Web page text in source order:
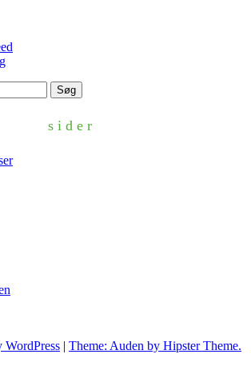
sider
WordPress | Theme: Auden by Hipster Theme.